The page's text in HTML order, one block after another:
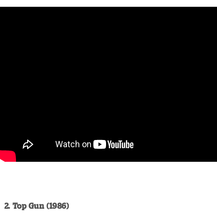
2. Top Gun (1986)